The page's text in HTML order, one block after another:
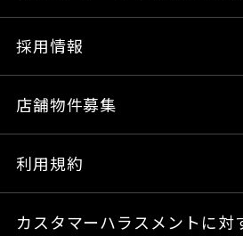
採用情報
店舗物件募集
利用規約
カスタマーハラスメントに対